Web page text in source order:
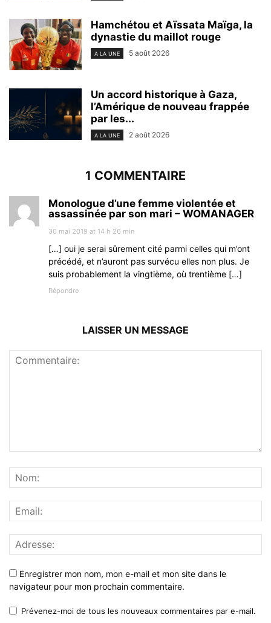
Hamchétou et Aïssata Maïga, la
dynastie du maillot rouge
A LA UNE 5 août 2026
Un accord historique à Gaza,
l’Amérique de nouveau frappée
par les...
A LA UNE 2 août 2026
1 COMMENTAIRE
Monologue d’une femme violentée et
assassinée par son mari – WOMANAGER
30 mai 2019 at 14 h 26 min
[…] oui je serai sûrement cité parmi celles qui m’ont
précédé, et n’auront pas survécu elles non plus. Je
suis probablement la vingtième, où trentième […]
Répondre
LAISSER UN MESSAGE
Enregistrer mon nom, mon e-mail et mon site dans le
navigateur pour mon prochain commentaire.
Prévenez-moi de tous les nouveaux commentaires par e-mail.